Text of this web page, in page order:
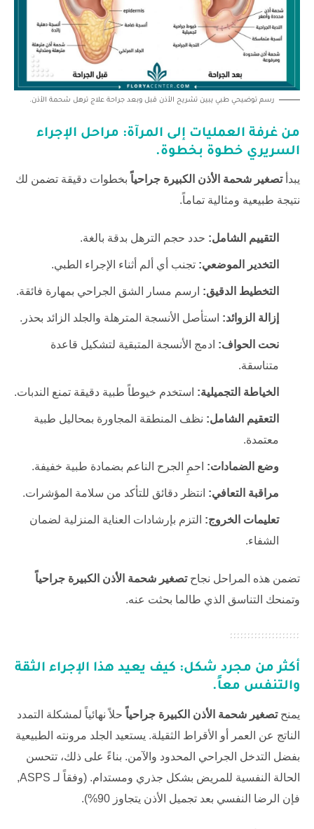
رسم توضيحي طبي يبين تشريح الأذن قبل وبعد جراحة علاج ترهل شحمة الأذن.
من غرفة العمليات إلى المرآة: مراحل الإجراء
السريري خطوة بخطوة.
يبدأتصغير شحمة الأذن الكبيرة جراحياً بخطوات دقيقة تضمن لك
نتيجة طبيعية ومثالية تماماً.
التقييم الشامل: حدد حجم الترهل بدقة بالغة.
التخدير الموضعي: تجنب أي ألم أثناء الإجراء الطبي.
التخطيط الدقيق: ارسم مسار الشق الجراحي بمهارة فائقة.
إزالة الزوائد: استأصل الأنسجة المترهلة والجلد الزائد بحذر.
نحت الحواف: ادمج الأنسجة المتبقية لتشكيل قاعدة
متناسقة.
الخياطة التجميلية: استخدم خيوطاً طبية دقيقة تمنع الندبات.
التعقيم الشامل: نظف المنطقة المجاورة بمحاليل طبية
معتمدة.
وضع الضمادات: احمِ الجرح الناعم بضمادة طبية خفيفة.
مراقبة التعافي: انتظر دقائق للتأكد من سلامة المؤشرات.
تعليمات الخروج: التزم بإرشادات العناية المنزلية لضمان
الشفاء.
تضمن هذه المراحل نجاحتصغير شحمة الأذن الكبيرة جراحياً
وتمنحك التناسق الذي طالما بحثت عنه.
أكثر من مجرد شكل: كيف يعيد هذا الإجراء الثقة
والتنفس معاً.
يمنحتصغير شحمة الأذن الكبيرة جراحياً حلاً نهائياً لمشكلة التمدد
الناتج عن العمر أو الأقراط الثقيلة. يستعيد الجلد مرونته الطبيعية
بفضل التدخل الجراحي المحدود والآمن. بناءً على ذلك، تتحسن
الحالة النفسية للمريض بشكل جذري ومستدام. (وفقاً لـ ASPS
,
فإن الرضا النفسي بعد تجميل الأذن يتجاوز 90%).